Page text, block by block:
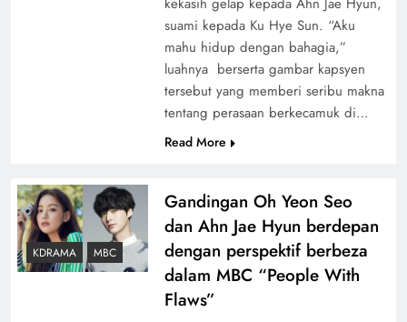
suami kepada Ku Hye Sun. “Aku
mahu hidup dengan bahagia,”
luahnya berserta gambar kapsyen
tersebut yang memberi seribu makna
tentang perasaan berkecamuk di…
Read More
KDRAMA MBC
Gandingan Oh Yeon Seo
dan Ahn Jae Hyun berdepan
dengan perspektif berbeza
dalam MBC “People With
Flaws”